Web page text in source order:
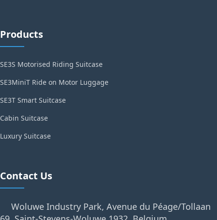
Products
SE3S Motorised Riding Suitcase
SE3MiniT Ride on Motor Luggage
SE3T Smart Suitcase
Cabin Suitcase
Luxury Suitcase
Contact Us
Woluwe Industry Park, Avenue du Péage/Tollaan